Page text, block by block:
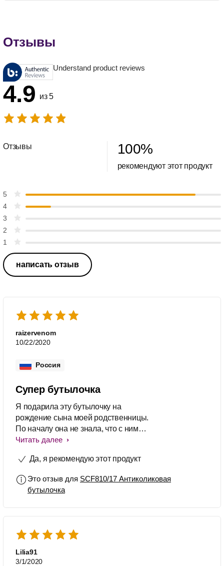
Отзывы
Understand product reviews
4.9 из 5
Отзывы 100%
рекомендуют этот продукт
5
4
3
2
1
написать отзыв
raizervenom
10/22/2020
Россия
Супер бутылочка
Я подарила эту бутылочку на
рождение сына моей родственницы.
По началу она не знала, что с ними
делать, так как кормила грудью,
бутылочки её пригодились. Она
помогла этим решить её проблему.
Читать далее
Да, я рекомендую этот продукт
Это отзыв для SCF810/17 Антиколиковая
бутылочка
Lilia91
3/1/2020